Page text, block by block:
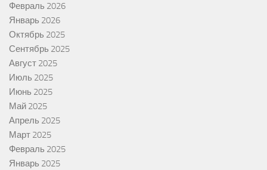
Февраль 2026
Январь 2026
Октябрь 2025
Сентябрь 2025
Август 2025
Июль 2025
Июнь 2025
Май 2025
Апрель 2025
Март 2025
Февраль 2025
Январь 2025